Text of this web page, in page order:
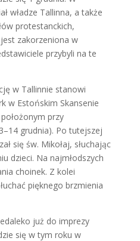
władze Tallinna, a także
protestanckich,
zakorzeniona w
przybyli na te
w Tallinnie stanowi
w Estońskim Skansenie
przy
grudnia). Po tutejszej
się św. Mikołaj, słuchając
dzieci. Na najmłodszych
choinek. Z kolei
pięknego brzmienia
już do imprezy
się w tym roku w